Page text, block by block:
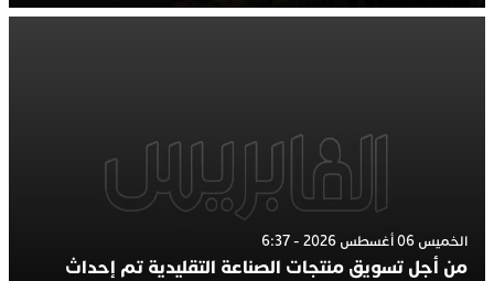
الخميس 06 أغسطس 2026 - 6:37
من أجل تسويق منتجات الصناعة التقليدية تم إحداث